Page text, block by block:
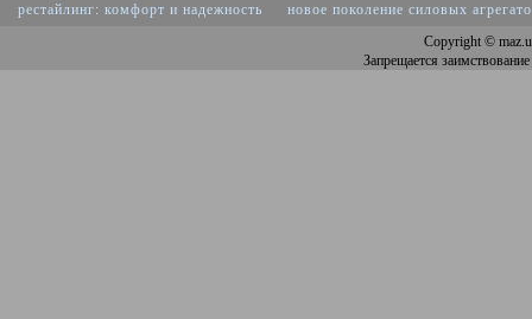
рестайлинг: комфорт и надежность
новое поколение силовых
Copyright©
Запрещается